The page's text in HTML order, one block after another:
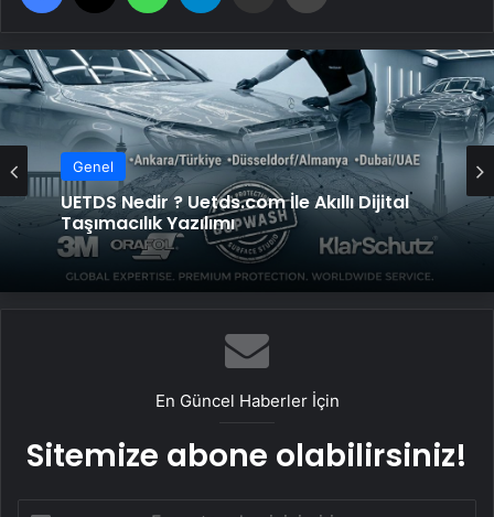
Genel
Yeni Dünya Düzensizliği Çağında Türk Dış
Politikası ve Hakan Fidan Faktörü
En Güncel Haberler İçin
Sitemize abone olabilirsiniz!